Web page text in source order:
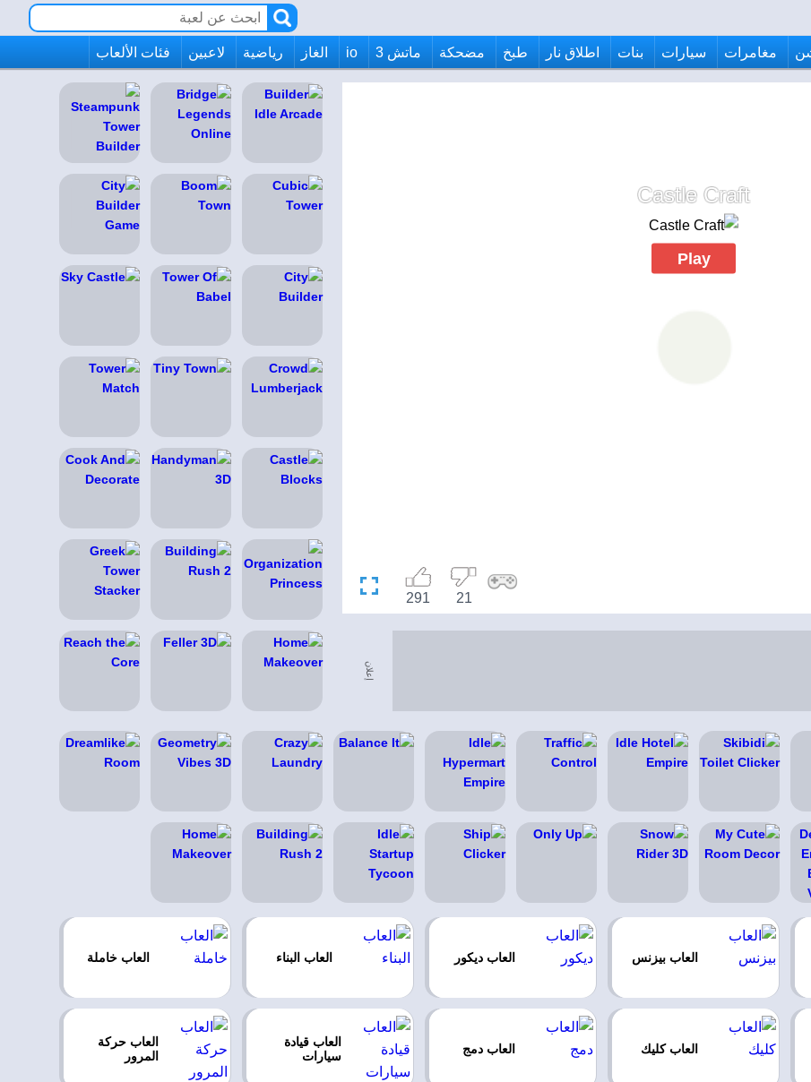
مغامرات سيارات بنات اطلاق نار طبخ مضحكة ماتش 3 io الغاز رياضية لاعبين فئات الألعاب
Castle Craft
Play
21
291
إعلان
العاب بيزنس العاب ديكور العاب البناء العاب خاملة
العاب كليك العاب دمج
العاب قيادة
سيارات
العاب حركة
المرور